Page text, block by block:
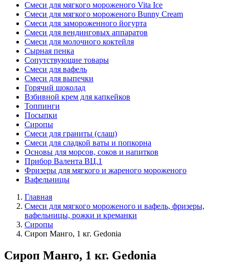
Смеси для мягкого мороженого Vita Ice
Смеси для мягкого мороженого Bunny Cream
Смеси для замороженного йогурта
Смеси для вендинговых аппаратов
Смеси для молочного коктейля
Сырная пенка
Сопутствующие товары
Смеси для вафель
Смеси для выпечки
Горячий шоколад
Взбивной крем для капкейков
Топпинги
Посыпки
Сиропы
Смеси для граниты (слаш)
Смеси для сладкой ваты и попкорна
Основы для морсов, соков и напитков
Прибор Валента ВЦ.1
Фризеры для мягкого и жареного мороженого
Вафельницы
Главная
Смеси для мягкого мороженого и вафель, фризеры,
вафельницы, рожки и креманки
Сиропы
Сироп Манго, 1 кг. Gedonia
Сироп Манго, 1 кг. Gedonia